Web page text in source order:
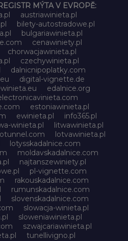
MÝTA V EVROPĚ:
austriawinieta.pl
bilety-autostradowe.pl
bulgariawinieta.pl
cenawiniety.pl
chorwacjawinieta.pl
czechywinieta.pl
dalnicnipoplatky.com
digital-vignette.de
edalnice.org
estoniawinieta.pl
ewinieta.pl
info365.pl
winieta.pl
litwawinieta.pl
lotvawinieta.pl
lotysskadalnice.com
moldavskadalnice.com
najtanszewiniety.pl
pl-vignette.com
rakouskadalnice.com
rumunskadalnice.com
slovenskadalnice.com
slowacja-winieta.pl
sloweniawinieta.pl
szwajcariawinieta.pl
tunellivigno.pl